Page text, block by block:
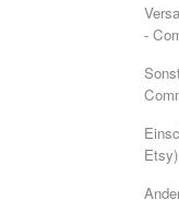
-
Etsy)